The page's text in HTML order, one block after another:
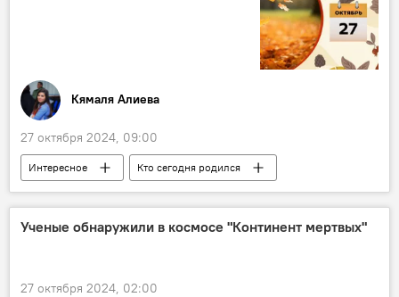
Владимир Путин
Кямаля Алиева
27 октября 2024, 09:00
Интересное
Кто сегодня родился
Какой сегодня праздник
Азербайджан
Россия
Ученые обнаружили в космосе "Континент мертвых"
27 октября 2024, 02:00